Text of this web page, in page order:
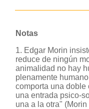
Notas
1. Edgar Morin
reduce de ningún
animalidad no hay
plenamente
comporta una doble
una entrada psico-
una a la otra" (Morin